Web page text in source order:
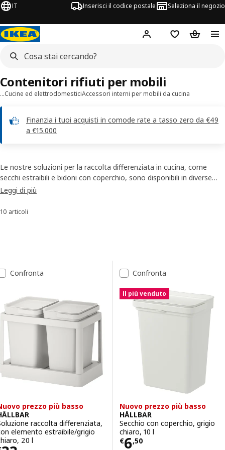
IT Inserisci il codice postale Seleziona il negozio
Hej! AccediLista deiCarrello
…Cucine ed elettrodomesticiAccessori interni per mobili da cucina
Finanzia i tuoi acquisti in comode rate a tasso zero da €49
a €15.000
Contenitori rifiuti per mobili
Le nostre soluzioni per la raccolta differenziata in cucina, come
secchi estraibili e bidoni con coperchio, sono disponibili in diverse
forme e misure per aiutarti a trovare la combinazione più adatta alle
modelli e dimensioni di
Leggi di più
Ordina e filtra
10 articoli
Elenco dei risultati
Confronta
prezzo più basso
raccolta differenziata,
elemento estraibile/grigio
20 l
Confronta
Il più venduto
Nuovo prezzo più basso
HÅLLBAR
Secchio con coperchio, grigio
chiaro, 10 l
€6,50
Prezzo € 6,50